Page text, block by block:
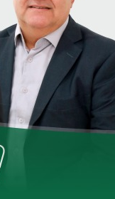
Comarca de
do Edital para a
Comarca de
governo, pois o
a união de